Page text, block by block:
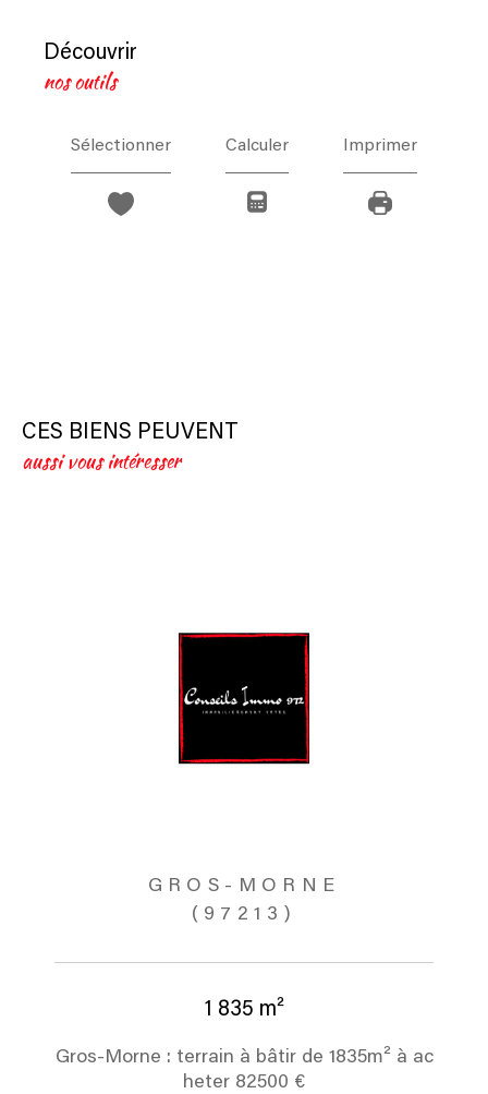
découvrir
nos outils
Sélectionner Calculer Imprimer
CES BIENS PEUVENT
aussi vous intéresser
GROS-MORNE
(97213)
1 835 m²
Gros-Morne : terrain à bâtir de 1835m² à ac
heter 82500 €